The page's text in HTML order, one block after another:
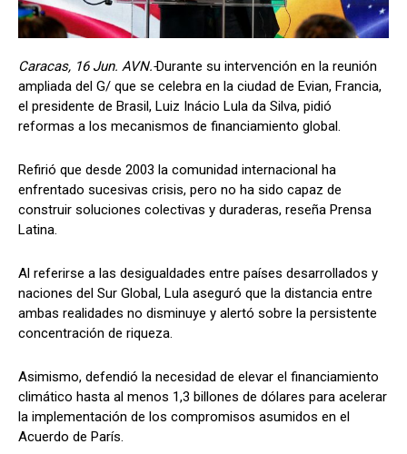
Caracas, 16 Jun. AVN.-Durante su intervención en la reunión
ampliada del G/ que se celebra en la ciudad de Evian, Francia,
el presidente de Brasil, Luiz Inácio Lula da Silva, pidió
reformas a los mecanismos de financiamiento global.
Refirió que desde 2003 la comunidad internacional ha
enfrentado sucesivas crisis, pero no ha sido capaz de
construir soluciones colectivas y duraderas, reseña Prensa
Latina.
Al referirse a las desigualdades entre países desarrollados y
naciones del Sur Global, Lula aseguró que la distancia entre
ambas realidades no disminuye y alertó sobre la persistente
concentración de riqueza.
Asimismo, defendió la necesidad de elevar el financiamiento
climático hasta al menos 1,3 billones de dólares para acelerar
la implementación de los compromisos asumidos en el
Acuerdo de París.